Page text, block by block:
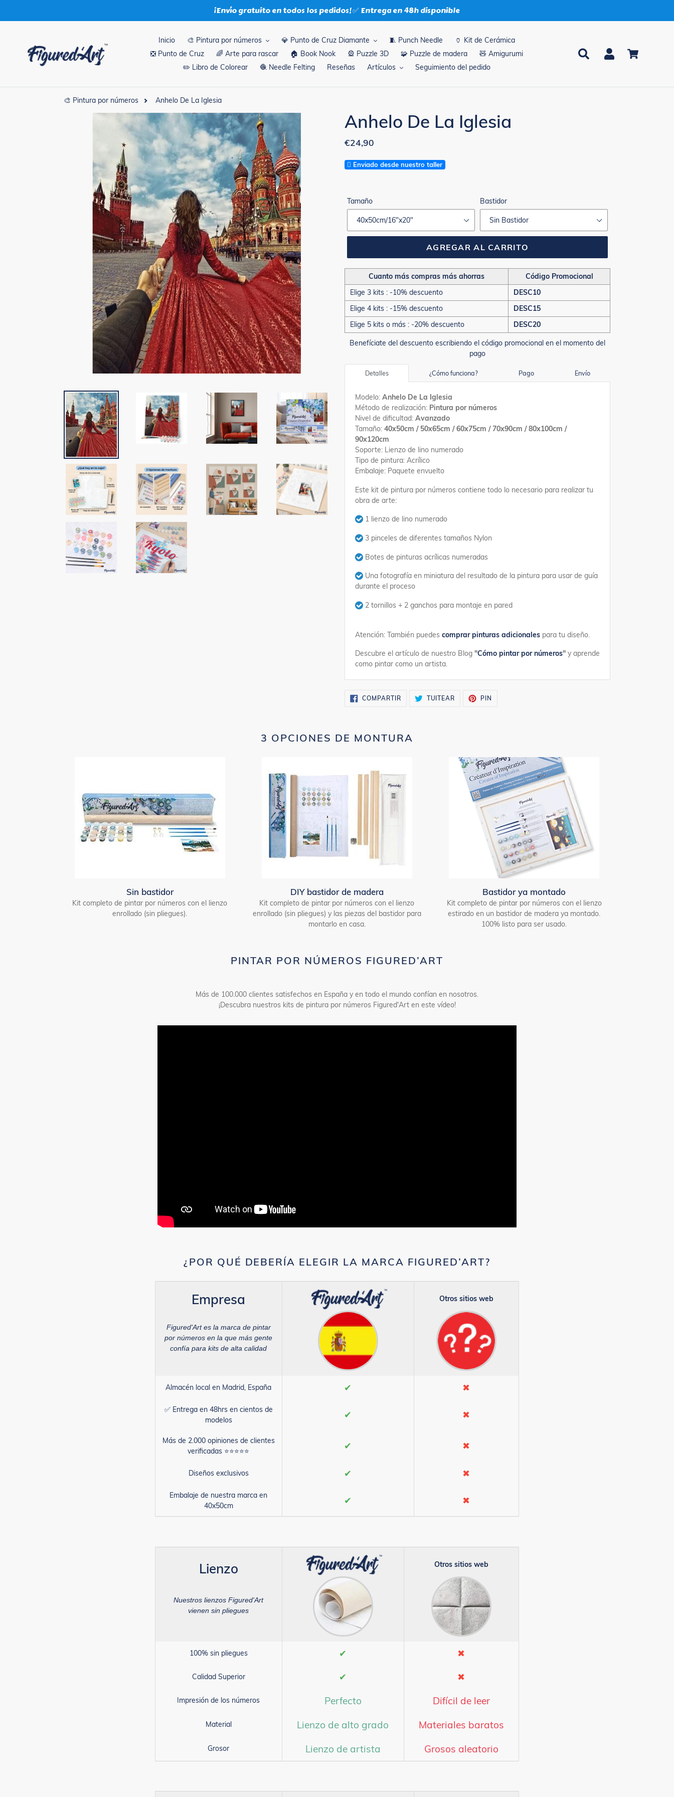
¡Envío gratuito en todos los pedidos! ✅ Entrega en 48h disponible
Inicio 🎨 Pintura por números 💎 Punto de Cruz Diamante 🧵 Punch Needle
🏺 Kit de Cerámica
❎ Punto de Cruz
🌈 Arte para rascar 🏠 Book Nook 🎡 Puzzle 3D 🧩 Puzzle de madera
🧸 Amigurumi
✏️ Libro de Colorear
🧶 Needle Felting Reseñas Artículos Seguimiento del pedido
Buscar Ingresar
🎨 Pintura por números Anhelo De La Iglesia
Anhelo De La Iglesia
Precio
€24,90
Enviado desde nuestro taller
Tamaño Bastidor
AGREGAR AL CARRITO
Cuanto más compras más ahorras
Código Promocional
Elige 3 kits : -10% descuento
DESC10
Elige 4 kits : -15% descuento
DESC15
Elige 5 kits o más : -20% descuento
DESC20
Benefíciate del descuento escribiendo el código promocional en el momento del
pago
Detalles ¿Cómo funciona? Pago Envío
Modelo: Anhelo De La Iglesia
Método de realización: Pintura por números
Nivel de dificultad: Avanzado
Tamaño: 40x50cm / 50x65cm / 60x75cm / 70x90cm / 80x100cm /
90x120cm
Soporte: Lienzo de lino numerado
Tipo de pintura: Acrílico
Embalaje: Paquete envuelto
Este kit de pintura por números contiene todo lo necesario para realizar tu
obra de arte:
1 lienzo de lino numerado
3 pinceles de diferentes tamaños Nylon
Botes de pinturas acrílicas numeradas
Una fotografía en miniatura del resultado de la pintura para usar de guía
durante el proceso
2 tornillos + 2 ganchos para montaje en pared
Atención: También puedes comprar pinturas adicionales para tu diseño.
Descubre el artículo de nuestro Blog "Cómo pintar por números" y aprende
como pintar como un artista.
COMPARTIRCOMPARTIR
EN
TUITEAR TUITEARPIN
3 OPCIONES DE MONTURA
Sin bastidor
Kit completo de pintar por números con el lienzo
enrollado (sin pliegues).
DIY bastidor de madera
Kit completo de pintar por números con el lienzo
enrollado (sin pliegues) y las piezas del bastidor para
montarlo en casa.
Bastidor ya montado
Kit completo de pintar por números con el lienzo
estirado en un bastidor de madera ya montado.
100% listo para ser usado.
PINTAR POR NÚMEROS FIGURED’ART
Más de 100.000 clientes satisfechos en España y en todo el mundo confían en nosotros.
¡Descubra nuestros kits de pintura por números Figured'Art en este vídeo!
¿POR QUÉ DEBERÍA ELEGIR LA MARCA FIGURED’ART?
Empresa Otros sitios web
Figured'Art es la marca de pintar
por números en la que más gente
confía para kits de alta calidad
Almacén local en Madrid, España ✔ ✖
✅ Entrega en 48hrs en cientos de
modelos
✔ ✖
Más de 2.000 opiniones de clientes
verificadas ⭐⭐⭐⭐⭐
✔ ✖
Diseños exclusivos ✔ ✖
Embalaje de nuestra marca en
40x50cm
✔ ✖
Lienzo Otros sitios web
Nuestros lienzos Figured'Art
vienen sin pliegues
100% sin pliegues ✔ ✖
Calidad Superior ✔ ✖
Impresión de los números Perfecto Difícil de leer
Material Lienzo de alto grado Materiales baratos
Grosor Lienzo de artista Grosos aleatorio